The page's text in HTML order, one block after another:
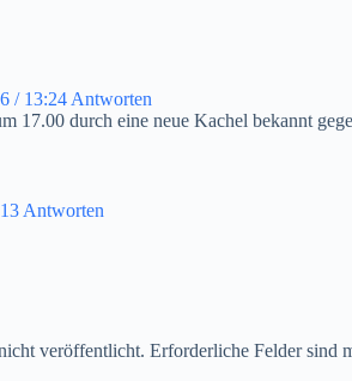
/ 13:24 Antworten
17.00 durch eine neue Kachel bekannt
Antworten
veröffentlicht. Erforderliche Felder sind